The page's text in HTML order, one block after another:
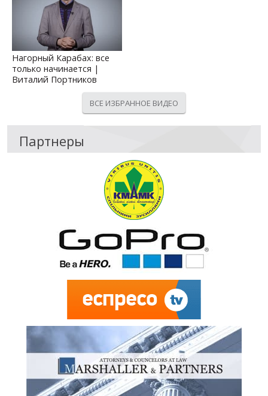
Нагорный Карабах: все
только начинается |
Виталий Портников
ВСЕ ИЗБРАННОЕ ВИДЕО
Партнеры